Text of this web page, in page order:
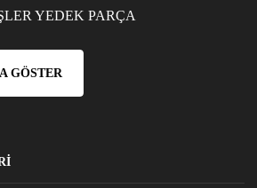
YEDEK PARÇA
GÖSTER